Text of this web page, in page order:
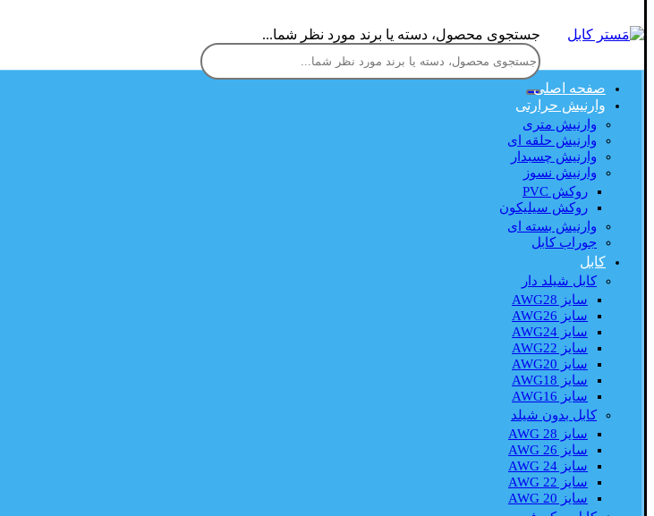
جستجوی محصول، دسته یا برند مورد نظر شما...
صفحه اصلی
وارنیش حرارتی
وارنیش متری
وارنیش حلقه ای
وارنیش چسبدار
وارنیش نسوز
روکش PVC
روکش سیلیکون
وارنیش بسته ای
جوراب کابل
کابل
کابل شیلد دار
سایز AWG28
سایز AWG26
سایز AWG24
سایز AWG22
سایز AWG20
سایز AWG18
سایز AWG16
کابل بدون شیلد
سایز AWG 28
سایز AWG 26
سایز AWG 24
سایز AWG 22
سایز AWG 20